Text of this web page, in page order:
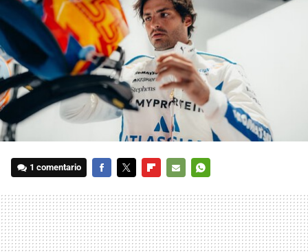
1 comentario
MAIL